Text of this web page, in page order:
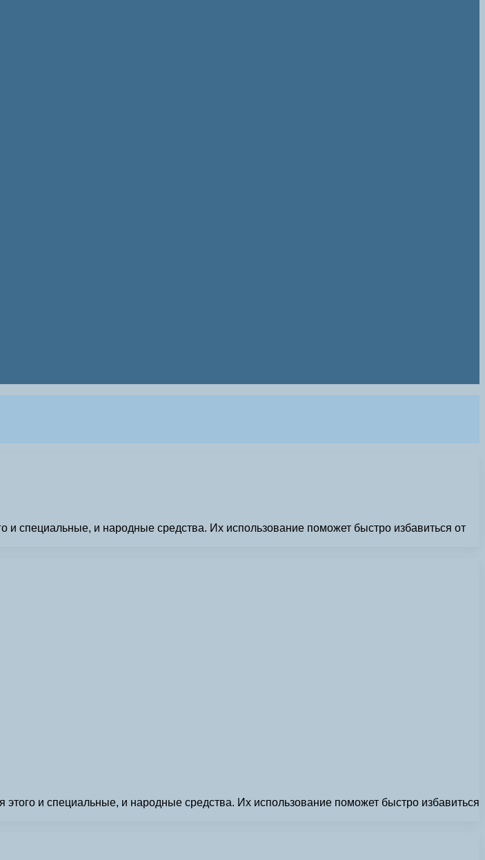
и специальные, и народные средства. Их использование поможет быстро избавиться от
и специальные, и народные средства. Их использование поможет быстро избавиться